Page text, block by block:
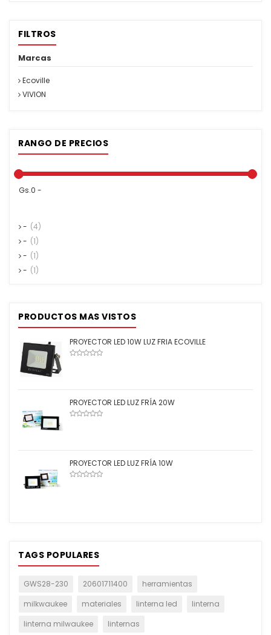
FILTROS
Marcas
Ecoville
VIVION
RANGO DE PRECIOS
Gs.0 -
- (4)
- (1)
- (1)
- (1)
PRODUCTOS MAS VISTOS
PROYECTOR LED 10W LUZ FRIA ECOVILLE
PROYECTOR LED LUZ FRÍA 20W
PROYECTOR LED LUZ FRÍA 10W
TAGS POPULARES
GWS28-230 20601711400
herramientas
milkwaukee
materiales linterna led
linterna
linterna milwaukee
linternas